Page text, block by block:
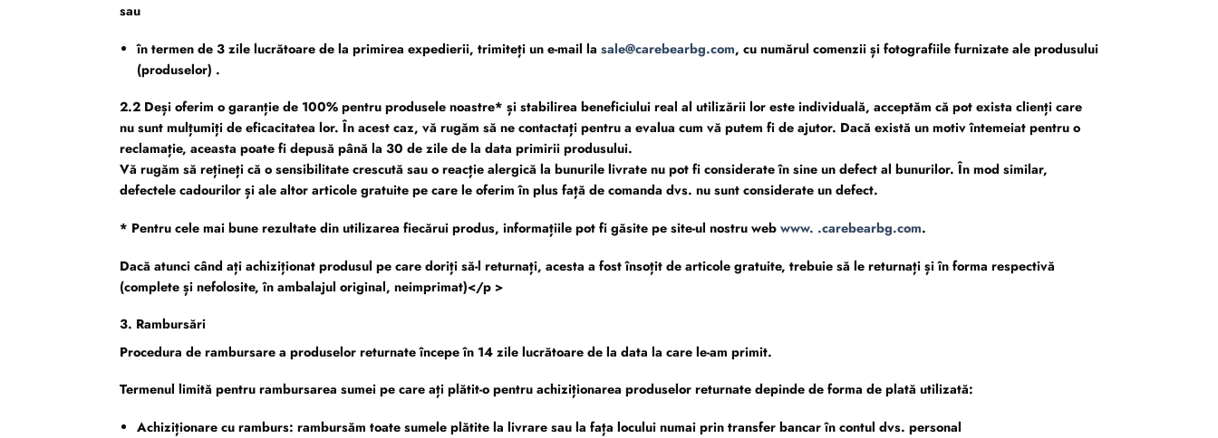
sau
în termen de 3 zile lucrătoare de la primirea expedierii, trimiteți un e-mail la sale@carebearbg.com, cu numărul comenzii și fotografiile furnizate ale produsului
(produselor) .
2.2 Deși oferim o garanție de 100% pentru produsele noastre* și stabilirea beneficiului real al utilizării lor este individuală, acceptăm că pot exista clienți care
nu sunt mulțumiți de eficacitatea lor. În acest caz, vă rugăm să ne contactați pentru a evalua cum vă putem fi de ajutor. Dacă există un motiv întemeiat pentru o
reclamație, aceasta poate fi depusă până la 30 de zile de la data primirii produsului.
Vă rugăm să rețineți că o sensibilitate crescută sau o reacție alergică la bunurile livrate nu pot fi considerate în sine un defect al bunurilor. În mod similar,
defectele cadourilor și ale altor articole gratuite pe care le oferim în plus față de comanda dvs. nu sunt considerate un defect.
* Pentru cele mai bune rezultate din utilizarea fiecărui produs, informațiile pot fi găsite pe site-ul nostru web www. .carebearbg.com.
Dacă atunci când ați achiziționat produsul pe care doriți să-l returnați, acesta a fost însoțit de articole gratuite, trebuie să le returnați și în forma respectivă
(complete și nefolosite, în ambalajul original, neimprimat)</p >
3. Rambursări
Procedura de rambursare a produselor returnate începe în 14 zile lucrătoare de la data la care le-am primit.
Termenul limită pentru rambursarea sumei pe care ați plătit-o pentru achiziționarea produselor returnate depinde de forma de plată utilizată:
Achiziționare cu ramburs: rambursăm toate sumele plătite la livrare sau la fața locului numai prin transfer bancar în contul dvs. personal